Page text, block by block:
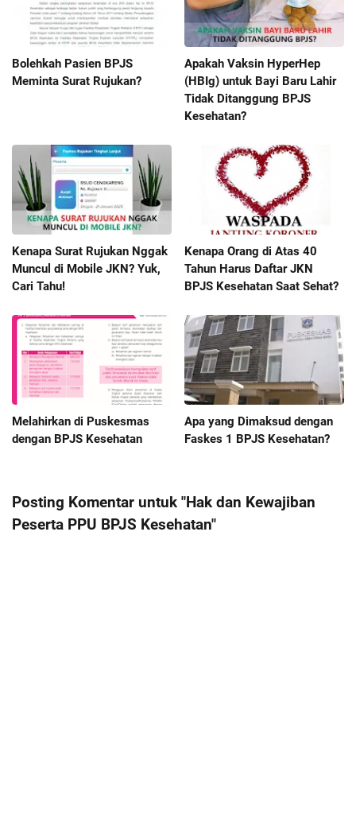
Bolehkah Pasien BPJS
Meminta Surat Rujukan?
Apakah Vaksin HyperHep
(HBIg) untuk Bayi Baru Lahir
Tidak Ditanggung BPJS
Kesehatan?
Kenapa Surat Rujukan Nggak
Muncul di Mobile JKN? Yuk,
Cari Tahu!
Kenapa Orang di Atas 40
Tahun Harus Daftar JKN
BPJS Kesehatan Saat Sehat?
Melahirkan di Puskesmas
dengan BPJS Kesehatan
Apa yang Dimaksud dengan
Faskes 1 BPJS Kesehatan?
Posting Komentar untuk "Hak dan Kewajiban
Peserta PPU BPJS Kesehatan"